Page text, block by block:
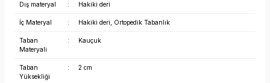
Dış materyal : Hakiki deri
İç Materyal : Hakiki deri, Ortopedik Tabanlık
Taban
Materyali
: Kauçuk
Taban
Yüksekliği
: 2 cm